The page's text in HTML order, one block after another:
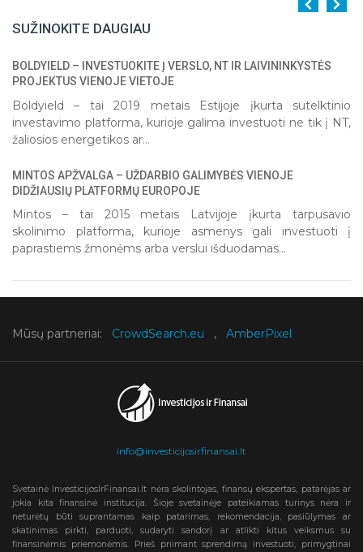
SUŽINOKITE DAUGIAU
1 2 3 4
BOLDYIELD – INVESTUOKITE Į VERSLO, NT IR LAIVININKYSTĖS
PROJEKTUS VIENOJE VIETOJE
Boldyield – tai 2019 metais Estijoje įkurta sutelktinio
investavimo platforma, kurioje galima investuoti ne tik į NT,
žaliosios energetikos ar...
MINTOS APŽVALGA – UŽDARBIO GALIMYBĖS VIENOJE
DIDŽIAUSIŲ PLATFORMŲ EUROPOJE
Mintos – tai 2015 metais Latvijoje įkurta tarpusavio
skolinimo platforma, kurioje asmenys gali investuoti į
paprastiems žmonėms arba verslui išduodamas...
Mūsų partneriai: CrowdSearch.eu , AmberPixel
info@investicijosirfinansai.lt
Svetainė InvesticijosIrFinansai.lt nėra skolintojas, finansų ekspertas, patarėjas ar
jokia kita finansinė institucija. Šioje svetainėje pateikiamas turinys nėra ir
neturėtų būti suprantamas kaip patarimas, rekomendacija, pasiūlymas ar
skatinimas pirkti, parduoti, sudaryti sandorį ar atlikti kitus veiksmus su
finansinėmis priemonėmis. Prieš priimant sprendimą investuoti, primygtinai